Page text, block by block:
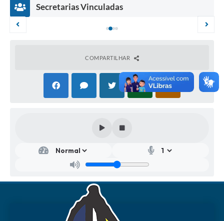
Secretarias Vinculadas
etar
pal
ia
Mu
pal
de
Esp
orte
Mu
pal
COMPARTILHAR